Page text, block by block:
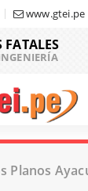
www.gtei.pe
FATALES
Planos